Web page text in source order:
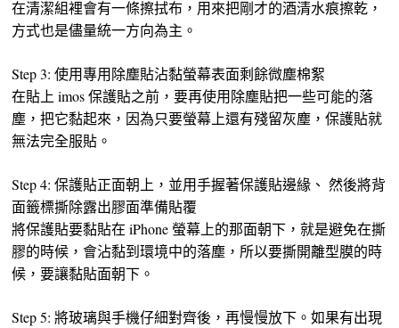
在清潔組裡會有一條擦拭布，用來把剛才的酒清水痕擦乾，
方式也是儘量統一方向為主。
Step 3: 使用專用除塵貼沾黏螢幕表面剩餘微塵棉絮
在貼上 imos 保護貼之前，要再使用除塵貼把一些可能的落
塵，把它黏起來，因為只要螢幕上還有殘留灰塵，保護貼就
無法完全服貼。
Step 4: 保護貼正面朝上，並用手握著保護貼邊緣、 然後將背
面籤標撕除露出膠面準備貼覆
將保護貼要黏貼在 iPhone 螢幕上的那面朝下，就是避免在撕
膠的時候，會沾黏到環境中的落塵，所以要撕開離型膜的時
候，要讓黏貼面朝下。
Step 5: 將玻璃與手機仔細對齊後，再慢慢放下。如果有出現